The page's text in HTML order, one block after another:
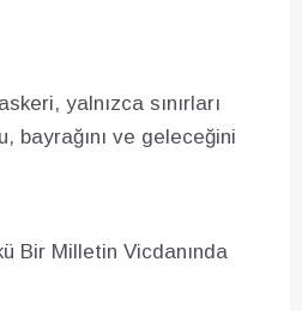
yalnızca sınırları
bayrağını ve geleceğini
Bir Milletin Vicdanında